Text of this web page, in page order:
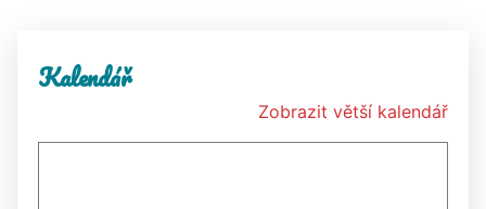
Kalendář
Zobrazit větší kalendář